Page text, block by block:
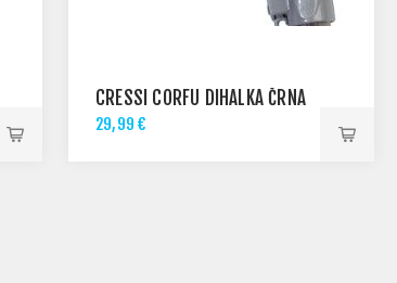
CRESSI CORFU DIHALKA ČRNA
29,99 €